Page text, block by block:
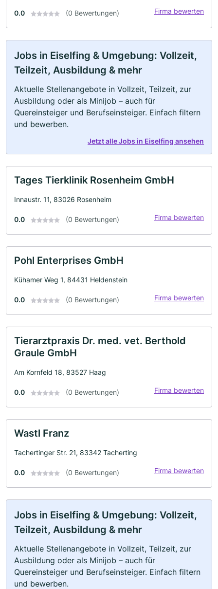
0.0 (0 Bewertungen) Firma bewerten
Jobs in Eiselfing & Umgebung: Vollzeit,
Teilzeit, Ausbildung & mehr
Aktuelle Stellenangebote in Vollzeit, Teilzeit, zur
Ausbildung oder als Minijob – auch für
Quereinsteiger und Berufseinsteiger. Einfach filtern
und bewerben.
Jetzt alle Jobs in Eiselfing ansehen
Tages Tierklinik Rosenheim GmbH
Innaustr. 11, 83026 Rosenheim
0.0 (0 Bewertungen) Firma bewerten
Pohl Enterprises GmbH
Kühamer Weg 1, 84431 Heldenstein
0.0 (0 Bewertungen) Firma bewerten
Tierarztpraxis Dr. med. vet. Berthold
Graule GmbH
Am Kornfeld 18, 83527 Haag
0.0 (0 Bewertungen) Firma bewerten
Wastl Franz
Tachertinger Str. 21, 83342 Tacherting
0.0 (0 Bewertungen) Firma bewerten
Jobs in Eiselfing & Umgebung: Vollzeit,
Teilzeit, Ausbildung & mehr
Aktuelle Stellenangebote in Vollzeit, Teilzeit, zur
Ausbildung oder als Minijob – auch für
Quereinsteiger und Berufseinsteiger. Einfach filtern
und bewerben.